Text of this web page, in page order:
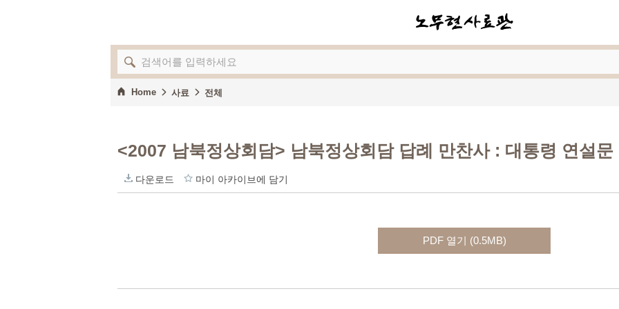
Home 사료 전체
<2007 남북정상회담> 남북정상회담 답례 만찬사 : 대통령 연설문
다운로드 마이 아카이브에 담기
PDF 열기 (0.5MB)